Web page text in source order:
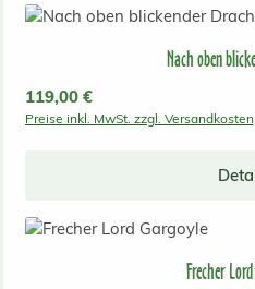
Nach oben
Regulärer Preis:
119,00 €
Preise inkl. MwSt. zzgl. Versandkosten
Frecher